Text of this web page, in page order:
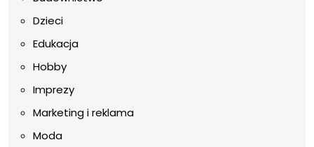
Dzieci
Edukacja
Hobby
Imprezy
Marketing i reklama
Moda